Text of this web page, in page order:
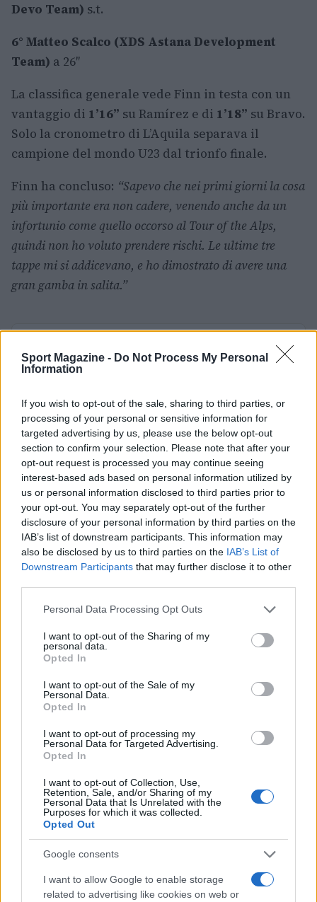
Sport Magazine - Do Not Process My Personal
Information
If you wish to opt-out of the sale, sharing to third parties, or
processing of your personal or sensitive information for
targeted advertising by us, please use the below opt-out
section to confirm your selection. Please note that after your
opt-out request is processed you may continue seeing
interest-based ads based on personal information utilized by
us or personal information disclosed to third parties prior to
your opt-out. You may separately opt-out of the further
disclosure of your personal information by third parties on the
IAB’s list of downstream participants. This information may
also be disclosed by us to third parties on the IAB’s List of
Downstream Participants that may further disclose it to other
Please note that this website/app uses one or more Google
not limited to your visit or usage behaviour. You may click to
grant or deny consent to Google and its third-party tags to
use your data for below specified purposes in below Google
consent section.
Personal Data Processing Opt Outs
I want to opt-out of the Sharing of my
personal data.
Opted In
I want to opt-out of the Sale of my
Personal Data.
Opted In
I want to opt-out of processing my
Personal Data for Targeted Advertising.
Opted In
I want to opt-out of Collection, Use,
Retention, Sale, and/or Sharing of my
Personal Data that Is Unrelated with the
Purposes for which it was collected.
Opted Out
Google consents
I want to allow Google to enable storage
related to advertising like cookies on web or
Devo Team) s.t.
6° Matteo Scalco (XDS Astana Development
Team) a 26″
La classifica generale vede Finn in testa con un
vantaggio di 1’16” su Ramírez e di 1’18” su Bravo.
Solo la cronometro di L’Aquila separava il
campione del mondo U23 dal trionfo finale.
Finn ha concluso: “Sapevo che nei primi giorni la cosa
più importante era non cadere, venendo anche da un
infortunio come quello occorso al Tour of the Alps,
quindi non ho voluto prendere rischi. Le ultime tre
tappe mi si addicevano, e ho dimostrato di avere una
gran gamba in salita.”
Ilaria Mauri
Dall'Ara durante una partita decisiva: oggi
coordina le pagine di competizioni e
commenti. In redazione predilige reportage
sul campo e conserva il biglietto di quella
partita come prova della svolta.
Continua a leggere